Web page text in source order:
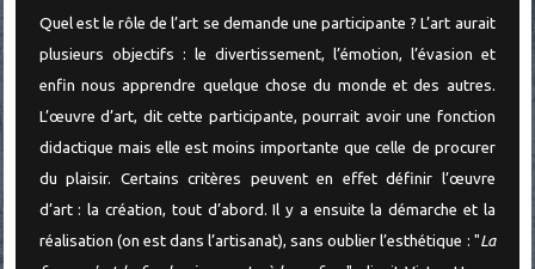
Quel est le rôle de l’art se demande une participante ? L’art aurait
plusieurs objectifs : le divertissement, l’émotion, l’évasion et
enfin nous apprendre quelque chose du monde et des autres.
L’œuvre d’art, dit cette participante, pourrait avoir une fonction
didactique mais elle est moins importante que celle de procurer
du plaisir. Certains critères peuvent en effet définir l’œuvre
d’art : la création, tout d’abord. Il y a ensuite la démarche et la
réalisation (on est dans l’artisanat), sans oublier l’esthétique : "La